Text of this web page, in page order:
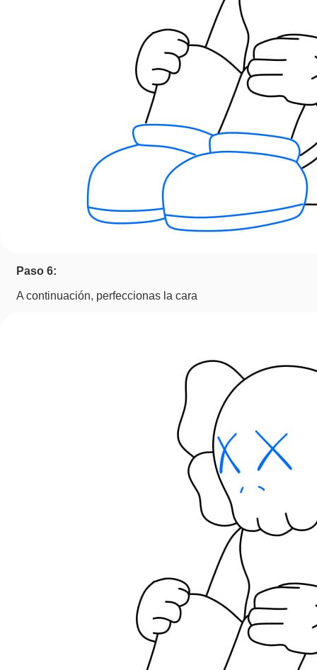
Paso 6:
A continuación, perfeccionas la cara